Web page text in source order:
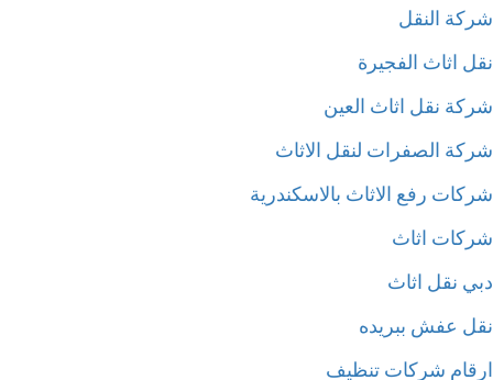
النقل
اثاث الفجيرة
نقل اثاث العين
الصفرات لنقل الاثاث
رفع الاثاث بالاسكندرية
اثاث
نقل اثاث
عفش ببريده
شركات تنظيف